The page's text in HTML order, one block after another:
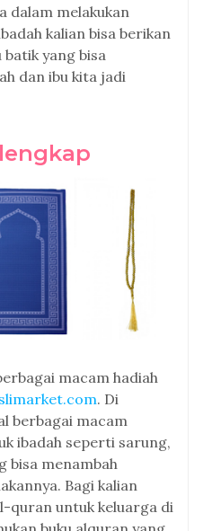
dalam melakukan
kalian bisa berikan
yang bisa
dan ibu kita jadi
macam hadiah
. Di
berbagai macam
ibadah seperti sarung,
bisa menambah
Bagi kalian
quran untuk keluarga di